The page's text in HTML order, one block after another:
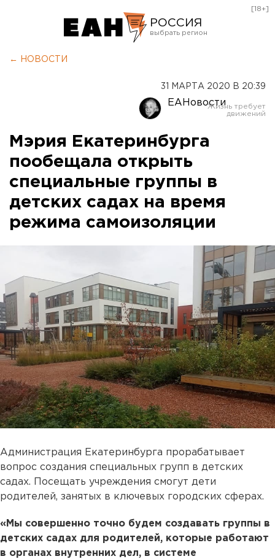
РОССИЯ
Оренбург
[18+]
← НОВОСТИ
31 МАРТА 2020 В 20:39
ЕАНовости
Мэрия Екатеринбурга
пообещала открыть
специальные группы в
детских садах на время
режима самоизоляции
Администрация Екатеринбурга прорабатывает
вопрос создания специальных групп в детских
садах. Посещать учреждения смогут дети
родителей, занятых в ключевых городских сферах.
«Мы совершенно точно будем создавать группы в
детских садах для родителей, которые работают
в органах внутренних дел, в системе